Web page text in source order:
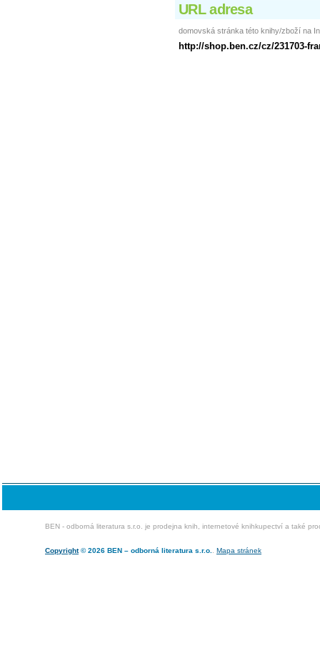
URL adresa
domovská stránka této knihy/zboží na
http://shop.ben.cz/cz/231703-
BEN - odborná literatura s.r.o. je prodejna knih, internetové knihkupectví a také
Copyright© 2026 BEN – odborná literatura s.r.o. Mapa stránek